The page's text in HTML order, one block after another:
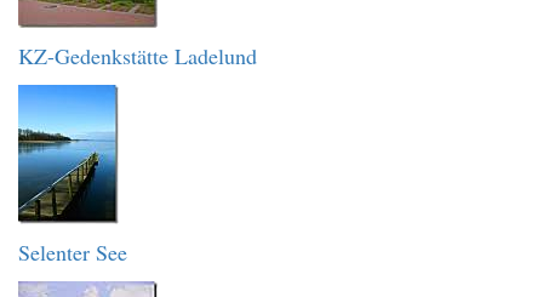
KZ-Gedenkstätte Ladelund
Selenter See